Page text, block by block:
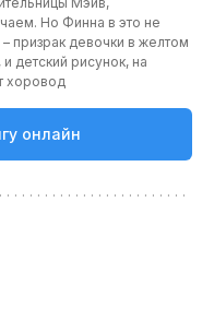
Но Финна в это не
призрак девочки в желтом
детский рисунок, на
хоровод
онлайн